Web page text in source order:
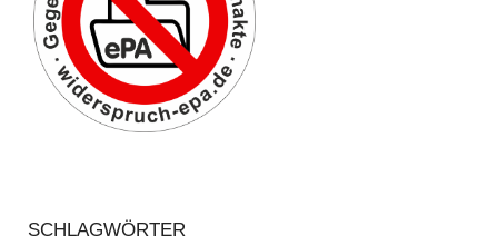
SCHLAGWÖRTER